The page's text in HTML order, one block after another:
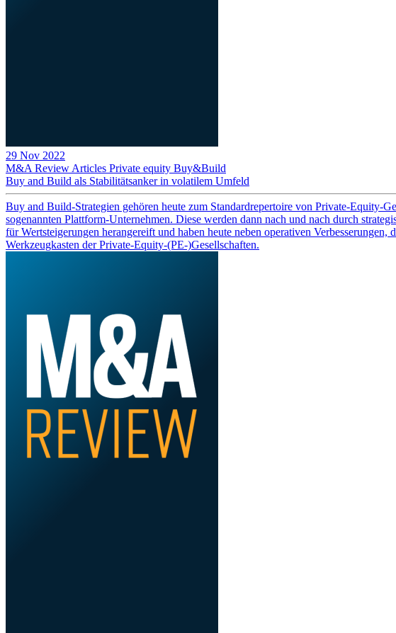
29 Nov 2022
M&A Review Articles Private equity Buy&Build
Buy and Build als Stabilitätsanker in volatilem Umfeld
Buy and Build-Strategien gehören heute zum Standardrepertoire von Private-Equity-
sogenannten Plattform-Unternehmen. Diese werden dann nach und nach durch
für Wertsteigerungen herangereift und haben heute neben operativen
Werkzeugkasten der Private-Equity-(PE-)Gesellschaften.